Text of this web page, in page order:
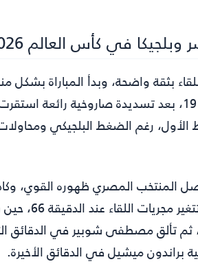
في كأس العالم 2026
بثقة واضحة، وبدأ المباراة بشكل
إمام عاشور عند الدقيقة 19، بعد تسديدة
رغم الضغط البلجيكي
المنتخب المصري ظهوره القوي، وكاد
يكن في
ثم تألق مصطفى شوبير في الدقائق
براندون ميشيل في الدقائق الأخيرة.